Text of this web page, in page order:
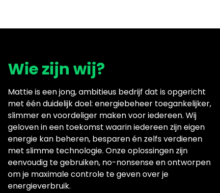
Wie zijn wij?
Mattie is een jong, ambitieus bedrijf dat is opgericht
met één duidelijk doel: energiebeheer toegankelijker,
slimmer en voordeliger maken voor iedereen. Wij
geloven in een toekomst waarin iedereen zijn eigen
energie kan beheren, besparen én zelfs verdienen
met slimme technologie. Onze oplossingen zijn
eenvoudig te gebruiken, no-nonsense en ontworpen
om je maximale controle te geven over je
energieverbruik.